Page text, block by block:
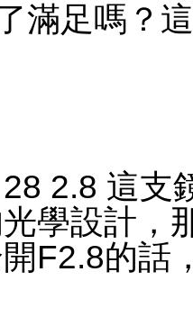
滿足嗎？
2.8 這支
學設計，
F2.8的話